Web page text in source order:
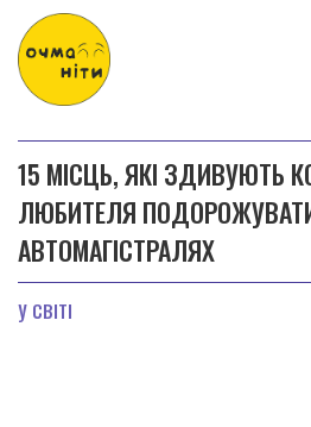
15 МІСЦЬ, ЯКІ ЗДИВУЮТЬ
ЛЮБИТЕЛЯ
АВТОМАГІСТРАЛЯХ
У СВІТІ